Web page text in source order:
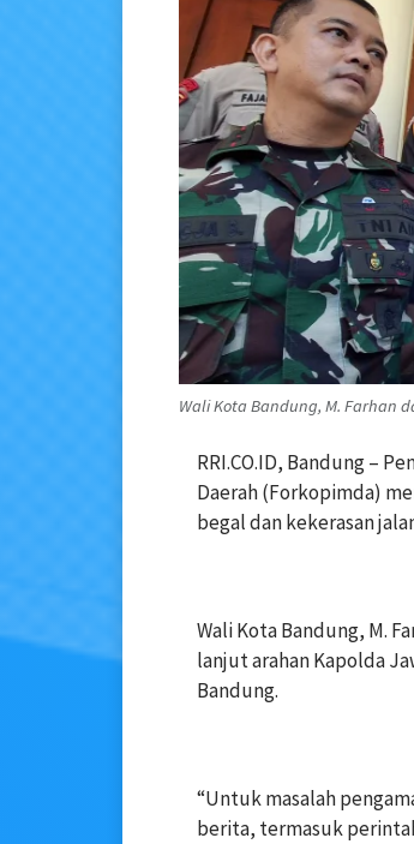
Wali Kota Bandung, M. Farhan
RRI.CO.ID, Bandung –
Daerah (Forkopimda)
begal dan kekerasan
‎Wali Kota Bandung, M.
lanjut arahan Kapolda
Bandung.
‎“Untuk masalah
berita, termasuk